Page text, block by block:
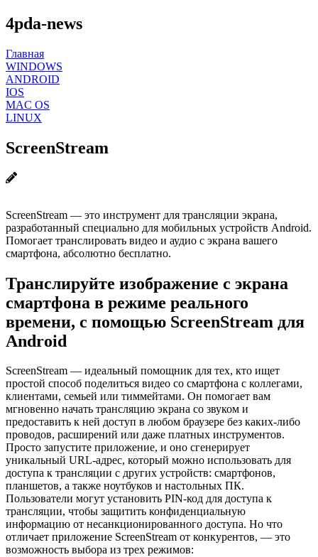
4pda-news
Главная
WINDOWS
ANDROID
IOS
MAC OS
LINUX
ScreenStream
ScreenStream — это инструмент для трансляции экрана,
разработанный специально для мобильных устройств Android.
Помогает транслировать видео и аудио с экрана вашего
смартфона, абсолютно бесплатно.
Транслируйте изображение с экрана
смартфона в режиме реального
времени, с помощью ScreenStream для
Android
ScreenStream — идеальный помощник для тех, кто ищет
простой способ поделиться видео со смартфона с коллегами,
клиентами, семьей или тиммейтами. Он помогает вам
мгновенно начать трансляцию экрана со звуком и
предоставить к ней доступ в любом браузере без каких-либо
проводов, расширений или даже платных инструментов.
Просто запустите приложение, и оно сгенерирует
уникальный URL-адрес, который можно использовать для
доступа к трансляции с других устройств: смартфонов,
планшетов, а также ноутбуков и настольных ПК.
Пользователи могут установить PIN-код для доступа к
трансляции, чтобы защитить конфиденциальную
информацию от несанкционированного доступа. Но что
отличает приложение ScreenStream от конкурентов, — это
возможность выбора из трех режимов: